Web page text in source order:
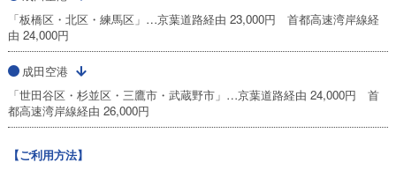
「板橋区・北区・練馬区」…京葉道路経由 23,000円 首都高速湾岸線経
由 24,000円
成田空港
「世田谷区・杉並区・三鷹市・武蔵野市」…京葉道路経由 24,000円 首
都高速湾岸線経由 26,000円
【ご利用方法】